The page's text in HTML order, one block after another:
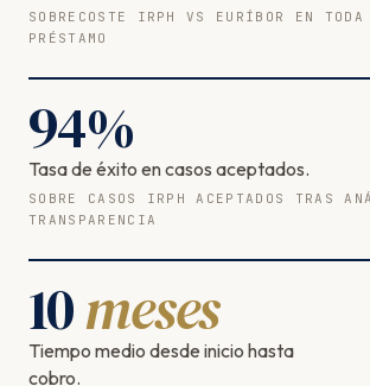
SOBRECOSTE IRPH VS EURÍBOR EN
PRÉSTAMO
94%
Tasa de éxito en casos aceptados.
SOBRE CASOS IRPH ACEPTADOS TRAS
TRANSPARENCIA
10meses
Tiempo medio desde inicio hasta
cobro.